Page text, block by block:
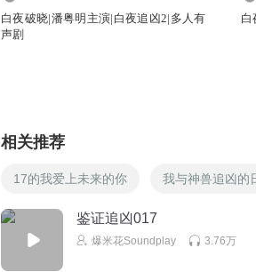
白夜破晓|潘粤明主演|白夜追凶2|多人有
声剧
白
相关推荐
17的我爱上未来的你 我与神兽追凶的
鉴证追凶017
爆米花Soundplay 3.76万